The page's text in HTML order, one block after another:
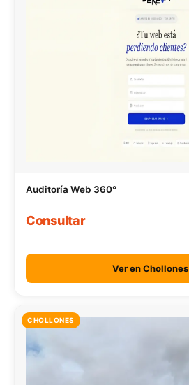
Auditoría Web 360°
Consultar
Ver en Chollones
CHOLLONES